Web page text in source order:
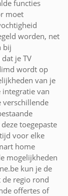
functies
moet
worden, net
bij
je TV
wordt op
van je
van
verschillende
toegepaste
voor elke
home
mogelijkheden
kun je de
regio rond
offertes of